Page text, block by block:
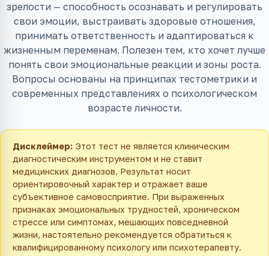
зрелости — способность осознавать и регулировать
свои эмоции, выстраивать здоровые отношения,
принимать ответственность и адаптироваться к
жизненным переменам. Полезен тем, кто хочет лучше
понять свои эмоциональные реакции и зоны роста.
Вопросы основаны на принципах тестометрики и
современных представлениях о психологическом
возрасте личности.
Дисклеймер: Этот тест не является клиническим
диагностическим инструментом и не ставит
медицинских диагнозов. Результат носит
ориентировочный характер и отражает ваше
субъективное самовосприятие. При выраженных
признаках эмоциональных трудностей, хроническом
стрессе или симптомах, мешающих повседневной
жизни, настоятельно рекомендуется обратиться к
квалифицированному психологу или психотерапевту.